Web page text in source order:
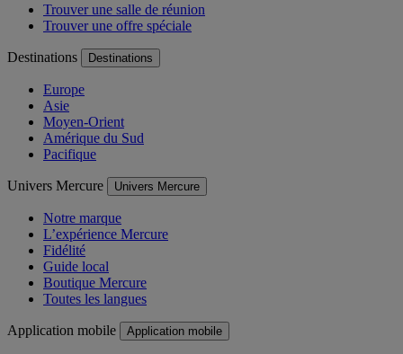
Trouver une salle de réunion
Trouver une offre spéciale
Destinations Destinations
Europe
Asie
Moyen-Orient
Amérique du Sud
Pacifique
Univers Mercure Univers Mercure
Notre marque
L’expérience Mercure
Fidélité
Guide local
Boutique Mercure
Toutes les langues
Application mobile Application mobile